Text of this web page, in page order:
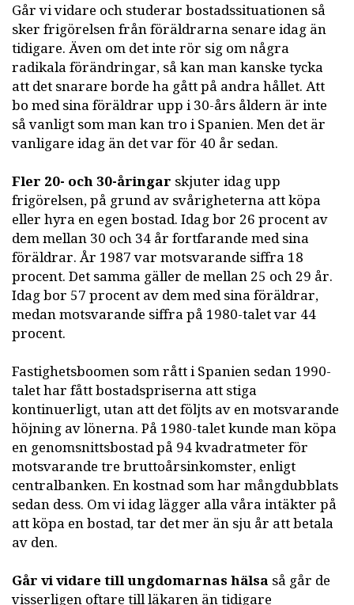
Går vi vidare och studerar bostadssituationen så
sker frigörelsen från föräldrarna senare idag än
tidigare. Även om det inte rör sig om några
radikala förändringar, så kan man kanske tycka
att det snarare borde ha gått på andra hållet. Att
bo med sina föräldrar upp i 30-års åldern är inte
så vanligt som man kan tro i Spanien. Men det är
vanligare idag än det var för 40 år sedan.
Fler 20- och 30-åringar skjuter idag upp
frigörelsen, på grund av svårigheterna att köpa
eller hyra en egen bostad. Idag bor 26 procent av
dem mellan 30 och 34 år fortfarande med sina
föräldrar. År 1987 var motsvarande siffra 18
procent. Det samma gäller de mellan 25 och 29 år.
Idag bor 57 procent av dem med sina föräldrar,
medan motsvarande siffra på 1980-talet var 44
procent.
Fastighetsboomen som rått i Spanien sedan 1990-
talet har fått bostadspriserna att stiga
kontinuerligt, utan att det följts av en motsvarande
höjning av lönerna. På 1980-talet kunde man köpa
en genomsnittsbostad på 94 kvadratmeter för
motsvarande tre bruttoårsinkomster, enligt
centralbanken. En kostnad som har mångdubblats
sedan dess. Om vi idag lägger alla våra intäkter på
att köpa en bostad, tar det mer än sju år att betala
av den.
Går vi vidare till ungdomarnas hälsa så går de
visserligen oftare till läkaren än tidigare